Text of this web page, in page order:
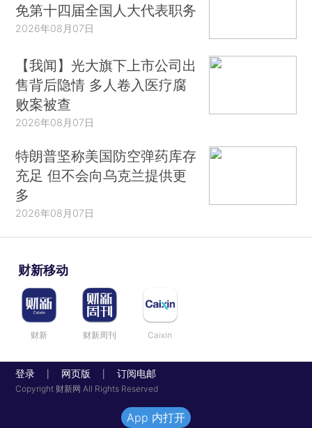
免第十四届全国人大代表职务
2026年08月07日
【我闻】光大旗下上市公司出
售背后隐情 多人卷入医疗腐
败案被查
2026年08月07日
特朗普坚称美国防空弹药库存
充足 但不会向乌克兰提供更
多
2026年08月07日
财新移动
财新 财新周刊 Caixin
登录 网页版 订阅电邮
Copyright 财新网 All Rights Reserved
App 内打开